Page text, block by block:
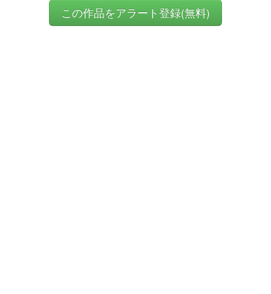
この作品をアラート登録(無料)